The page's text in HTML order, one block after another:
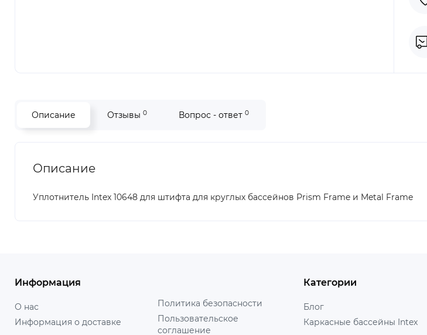
Описание Отзывы 0 Вопрос - ответ 0
Описание
Уплотнитель Intex 10648 для штифта для круглых бассейнов Prism Frame и Metal Frame
Информация
О нас
Информация о доставке
Политика безопасности
Пользовательское
соглашение
Категории
Блог
Каркасные бассейны Intex